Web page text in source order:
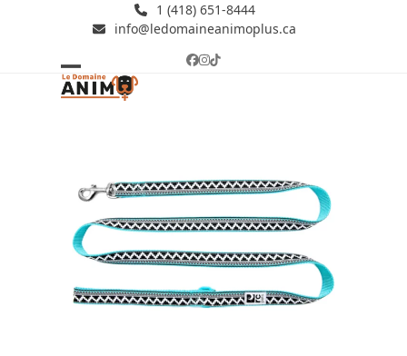
1 (418) 651-8444
info@ledomaineanimoplus.ca
Facebook
Instagram
Tiktok
Open
Close